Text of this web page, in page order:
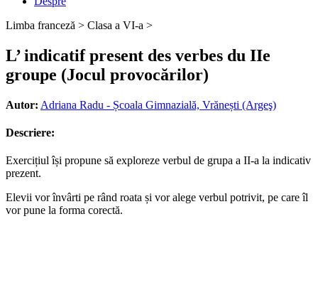
Limba franceză > Clasa a VI-a >
L’ indicatif present des verbes du IIe
groupe (Jocul provocărilor)
Autor: Adriana Radu - Școala Gimnazială, Vrănești (Argeş)
Descriere:
Exercițiul își propune să exploreze verbul de grupa a II-a la indicativ
prezent.
Elevii vor învârti pe rând roata și vor alege verbul potrivit, pe care îl
vor pune la forma corectă.